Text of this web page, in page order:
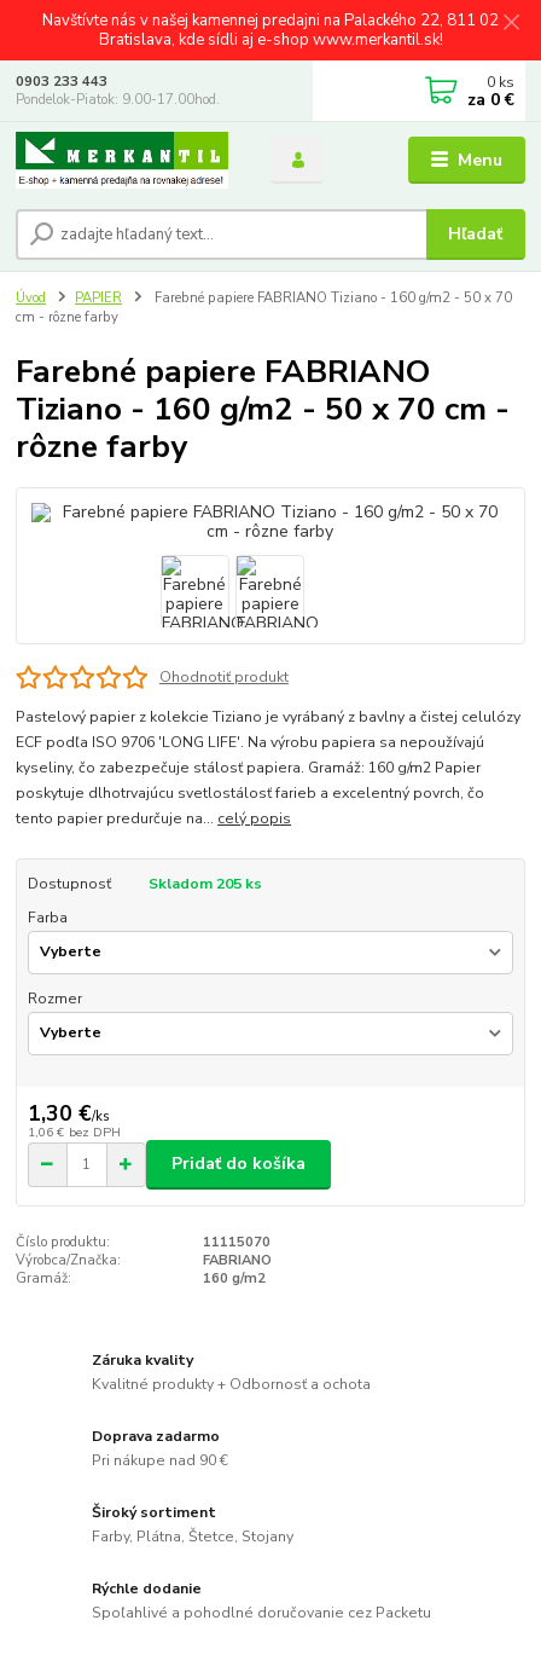
Navštívte nás v našej kamennej predajni na Palackého 22, 811 02
Bratislava, kde sídli aj e-shop www.merkantil.sk!
Menu
Hľadať
0903 233 443
Pondelok-Piatok: 9.00-17.00hod.
0 ks
za 0 €
Úvod PAPIER
Farebné papiere FABRIANO Tiziano - 160 g/m2 - 50 x 70
cm - rôzne farby
Farebné papiere FABRIANO
Tiziano - 160 g/m2 - 50 x 70 cm -
rôzne farby
Ohodnotiť produkt
Pastelový papier z kolekcie Tiziano je vyrábaný z bavlny a čistej celulózy
ECF podľa ISO 9706 'LONG LIFE'. Na výrobu papiera sa nepoužívajú
kyseliny, čo zabezpečuje stálosť papiera. Gramáž: 160 g/m2 Papier
poskytuje dlhotrvajúcu svetlostálosť farieb a excelentný povrch, čo
tento papier predurčuje na... celý popis
Dostupnosť
Skladom 205 ks
Farba
Rozmer
1,30 €/ks
1,06 € bez DPH
Pridať do košíka
Číslo produktu:
11115070
Výrobca/Značka:
FABRIANO
Gramáž:
160 g/m2
Záruka kvality
Kvalitné produkty + Odbornosť a ochota
Doprava zadarmo
Pri nákupe nad 90 €
Široký sortiment
Farby, Plátna, Štetce, Stojany
Rýchle dodanie
Spoľahlivé a pohodlné doručovanie cez Packetu